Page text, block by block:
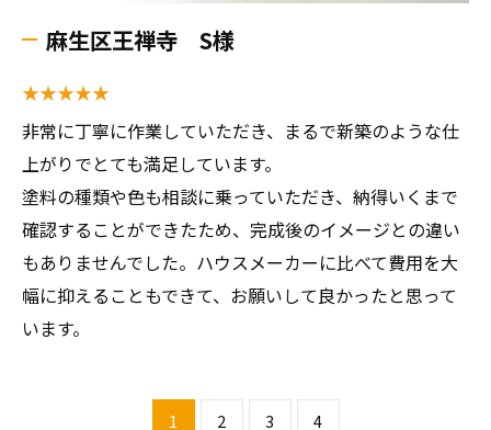
麻生区王禅寺 S様
★★★★★
非常に丁寧に作業していただき、まるで新築のような仕
上がりでとても満足しています。
塗料の種類や色も相談に乗っていただき、納得いくまで
確認することができたため、完成後のイメージとの違い
もありませんでした。ハウスメーカーに比べて費用を大
幅に抑えることもできて、お願いして良かったと思って
います。
1 2 3 4